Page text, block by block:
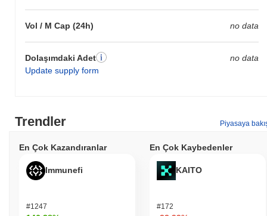
Vol / M Cap (24h) no data
Dolaşımdaki Adet
Update supply form
no data
Trendler Piyasaya
En Çok Kazandıranlar
Immunefi
#1247
En Çok Kaybedenler
KAITO
#172